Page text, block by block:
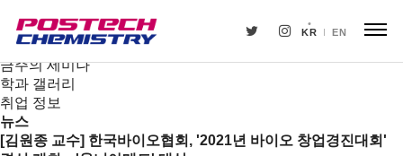
KR EN
뉴스
공지사항
금주의 세미나
학과 갤러리
취업 정보
뉴스
[김원종 교수] 한국바이오협회, '2021년 바이오 창업경진대회'